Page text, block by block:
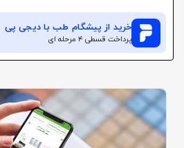
خرید از پیشگام طببا دیجی پی
پرداخت قسطی ۴ مرحله ای